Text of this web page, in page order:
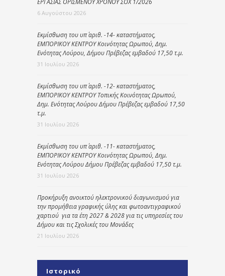
6 Αυγούστου 2026
Εκμίσθωση του υπ΄ αριθ. -14- καταστήματος,
ΕΜΠΟΡΙΚΟΥ ΚΕΝΤΡΟΥ Κοινότητας Ωρωπού, Δημ.
Ενότητας Λούρου, Δήμου Πρέβεζας εμβαδού 17,50 τ.μ.
31 Ιουλίου 2026
Εκμίσθωση του υπ΄ αριθ. -12- καταστήματος,
ΕΜΠΟΡΙΚΟΥ ΚΕΝΤΡΟΥ Τοπικής Κοινότητας Ωρωπού,
Δημ. Ενότητας Λούρου Δήμου Πρέβεζας εμβαδού 17,50
τ.μ.
31 Ιουλίου 2026
Εκμίσθωση του υπ΄ αριθ. -11- καταστήματος,
ΕΜΠΟΡΙΚΟΥ ΚΕΝΤΡΟΥ Κοινότητας Ωρωπού, Δημ.
Ενότητας Λούρου Δήμου Πρέβεζας εμβαδού 17,50 τ.μ.
31 Ιουλίου 2026
Προκήρυξη ανοικτού ηλεκτρονικού διαγωνισμού για
την προμήθεια γραφικής ύλης και φωτοαντιγραφικού
χαρτιού για τα έτη 2027 & 2028 για τις υπηρεσίες του
Δήμου και τις Σχολικές του Μονάδες
21 Ιουλίου 2026
Ιστορικό